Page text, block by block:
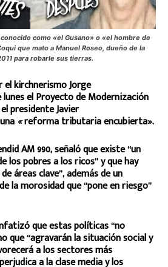
como «el Gusano» o «el hombre de
que mato a Manuel Roseo, dueño de la
para robarle sus tierras.
el kirchnerismo Jorge
el Proyecto de Modernización
presidente Javier
«reforma tributaria encubierta».
AM 990, señaló que existe “un
los pobres a los ricos” y que hay
áreas clave”, además de un
la morosidad que “pone en riesgo”
que estas políticas “no
que “agravarán la situación social y
a los sectores más
a la clase media y los